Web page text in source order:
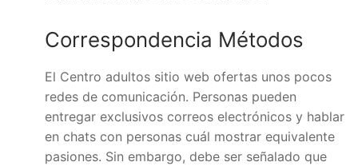
Correspondencia Métodos
El Centro adultos sitio web ofertas unos pocos
redes de comunicación. Personas pueden
entregar exclusivos correos electrónicos y hablar
en chats con personas cuál mostrar equivalente
pasiones. Sin embargo, debe ser señalado que